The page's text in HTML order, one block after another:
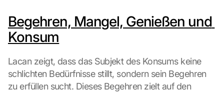
Begehren, Mangel, Genießen und
Konsum
Lacan zeigt, dass das Subjekt des Konsums keine
schlichten Bedürfnisse stillt, sondern sein Begehren
zu erfüllen sucht. Dieses Begehren zielt auf den